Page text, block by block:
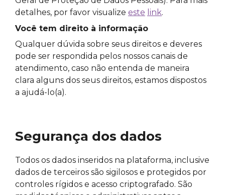
detalhes, por favor visualize este link.
Você tem direito à informação
Qualquer dúvida sobre seus direitos e deveres
pode ser respondida pelos nossos canais de
atendimento, caso não entenda de maneira
clara alguns dos seus direitos, estamos dispostos
a ajudá-lo(a).
Segurança dos dados
Todos os dados inseridos na plataforma, inclusive
dados de terceiros são sigilosos e protegidos por
controles rígidos e acesso criptografado. São